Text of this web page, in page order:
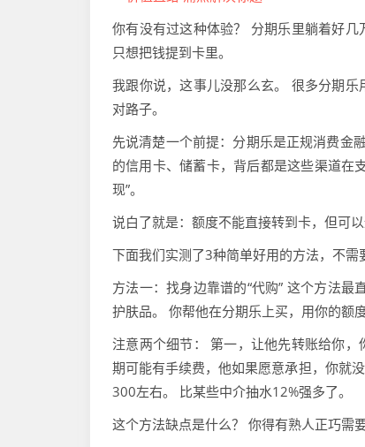
你有没有过这种体验？ 分期乐里躺着好
只想把钱提到卡里。
我跟你说，这事儿没那么玄。 很多分期
对路子。
先说清楚一个前提：分期乐是正规消费金
的信用卡、储蓄卡，背后都是这些渠道
现”。
说白了就是：额度不能直接转到卡，但可以
下面我们实测了3种简单好用的方法，不需
方法一：找身边靠谱的“代购” 这个方法
护肤品。 你帮他在分期乐上买，用你的额
注意两个细节： 第一，让他先转账给你
期可能有手续费，他如果愿意承担，你就
300左右。 比某些中介抽水12%强多了。
这个方法缺点是什么？ 你得有熟人正巧需